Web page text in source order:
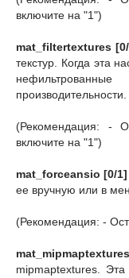
включите на "1")
mat_filtertextures
текстур. Когда эта
производительности.
(Рекомендация: -
включите на "1")
mat_forceansio [0/1]
ее вручную или в
(Рекомендация: -
mipmaptextures. Эта